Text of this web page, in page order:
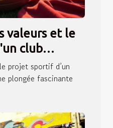
valeurs et le
club
projet sportif d’un
plongée fascinante